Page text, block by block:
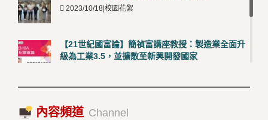
2023/10/18|校園花絮
【21世紀國富論】簡禎富講座教授：製造業全面升
級為工業3.5，並擴散至新興開發國家
2023/10/18|推薦閱讀
內容頻道 Channel